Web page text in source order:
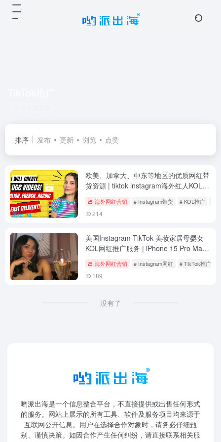
排序 发布 更新 浏览 点赞
欧美、加拿大、中东等地区的优质网红带
货资源 | tiktok instagram海外红人KOL推
海外网红营销 # Instagram带货 # KOL推广
214
美国Instagram TikTok 美妆家居母婴女
KOL网红推广服务 | iPhone 15 Pro Max
海外网红营销 # Instagram网红 # TikTok推广
189
没有了
哟派出海是一个信息整合平台，不直接提供或出售任何形式
的服务。网站上展示的所有工具、软件及服务项目均来源于
互联网公开信息。用户在选择合作对象时，请务必仔细甄
别、谨慎决策。如因合作产生任何纠纷，请直接联系相关服